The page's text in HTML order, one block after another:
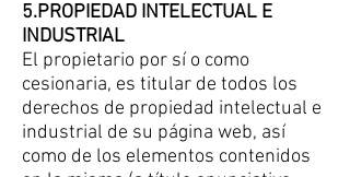
5.PROPIEDAD INTELECTUAL E
INDUSTRIAL
El propietario por sí o como
cesionaria, es titular de todos los
derechos de propiedad intelectual e
industrial de su página web, así
como de los elementos contenidos